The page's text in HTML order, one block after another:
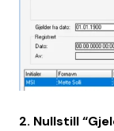
2. Nullstill